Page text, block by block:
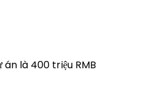
án là 400 triệu RMB